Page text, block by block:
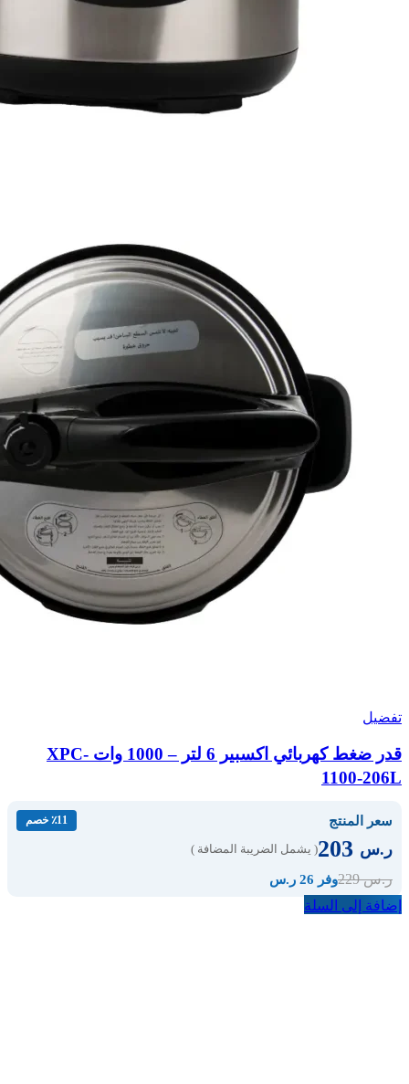
تفضيل
قدر ضغط كهربائي اكسبير 6 لتر – 1000 وات XPC-
1100-206L
سعر المنتج ٪11 خصم
ر.س ( يشمل الضريبة المضافة )
ر.س229 وفر 26 ر.س
إضافة إلى السلة